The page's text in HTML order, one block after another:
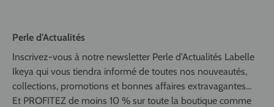
Perle d'Actualités
Inscrivez-vous à notre newsletter Perle d'Actualités Labelle
Ikeya qui vous tiendra informé de toutes nos nouveautés,
collections, promotions et bonnes affaires extravagantes...
Et PROFITEZ de moins 10 % sur toute la boutique comme